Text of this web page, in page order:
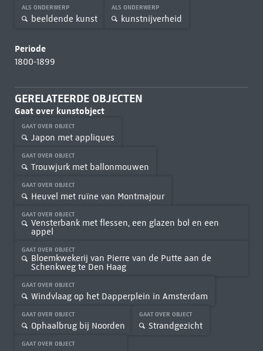
ALS ONDERWERP
beeldende kunst
ALS ONDERWERP
kunstnijverheid
Periode
1800-1899
GERELATEERDE OBJECTEN
Gaat over kunstobject
GAAT OVER OBJECT
Japon met appliques
GAAT OVER OBJECT
Trouwjurk met ballonmouwen
GAAT OVER OBJECT
Heuvel met ruïne van Montmajour
GAAT OVER OBJECT
Vensterbank met flessen, een glazen bol en een
appel
GAAT OVER OBJECT
Bloemkwekerij van Pierre van de Putte aan de
Schenkweg te Den Haag
GAAT OVER OBJECT
Windvlaag op het Dapperplein in Amsterdam
GAAT OVER OBJECT
Ophaalbrug bij Noorden
GAAT OVER OBJECT
Strandgezicht
GAAT OVER OBJECT